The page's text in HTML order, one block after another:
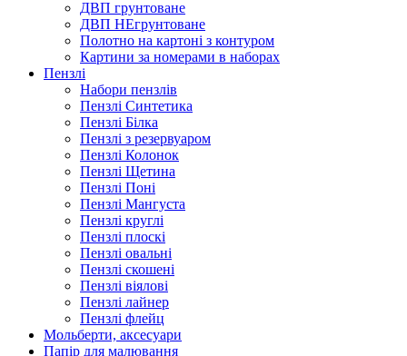
ДВП грунтоване
ДВП НЕгрунтоване
Полотно на картоні з контуром
Картини за номерами в наборах
Пензлі
Набори пензлів
Пензлі Синтетика
Пензлі Білка
Пензлі з резервуаром
Пензлі Колонок
Пензлі Щетина
Пензлі Поні
Пензлі Мангуста
Пензлі круглі
Пензлі плоскі
Пензлі овальні
Пензлі скошені
Пензлі віялові
Пензлі лайнер
Пензлі флейц
Мольберти, аксесуари
Папір для малювання